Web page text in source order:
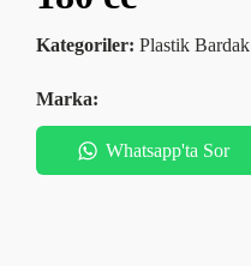
Kategoriler: Plastik
Marka:
Whatsapp'ta Sor